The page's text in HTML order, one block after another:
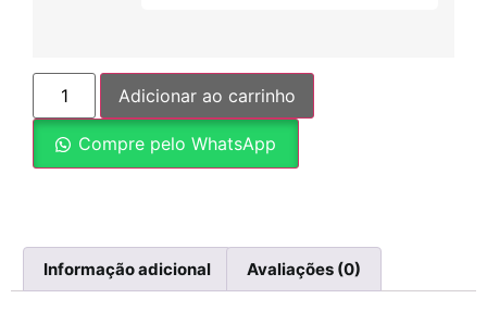
Adicionar ao carrinho
Compre pelo WhatsApp
Informação adicional Avaliações (0)